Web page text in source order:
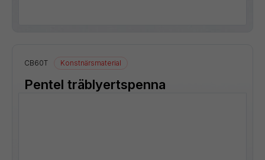
CB60T Konstnärsmaterial
Pentel träblyertspenna